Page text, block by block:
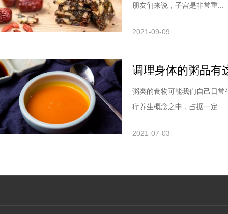
朋友们来说，子宫是非常重...
2021-09-09
调理身体的粥品有
粥类的食物可能我们自己日
疗养生概念之中，占据一定...
2021-07-03